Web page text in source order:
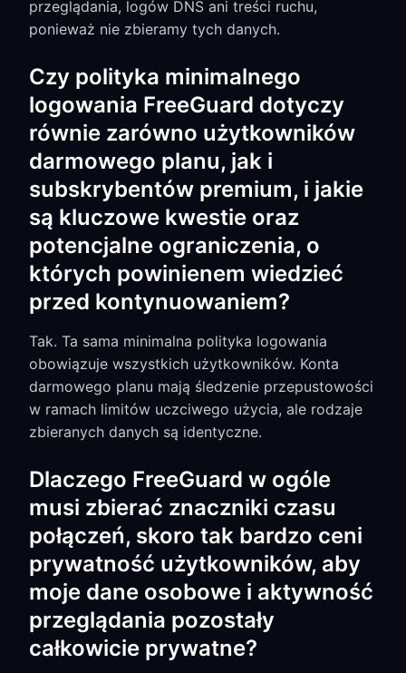
przeglądania, logów DNS ani treści ruchu,
ponieważ nie zbieramy tych danych.
Czy polityka minimalnego
logowania FreeGuard dotyczy
równie zarówno użytkowników
darmowego planu, jak i
subskrybentów premium, i jakie
są kluczowe kwestie oraz
potencjalne ograniczenia, o
których powinienem wiedzieć
przed kontynuowaniem?
Tak. Ta sama minimalna polityka logowania
obowiązuje wszystkich użytkowników. Konta
darmowego planu mają śledzenie przepustowości
w ramach limitów uczciwego użycia, ale rodzaje
zbieranych danych są identyczne.
Dlaczego FreeGuard w ogóle
musi zbierać znaczniki czasu
połączeń, skoro tak bardzo ceni
prywatność użytkowników, aby
moje dane osobowe i aktywność
przeglądania pozostały
całkowicie prywatne?